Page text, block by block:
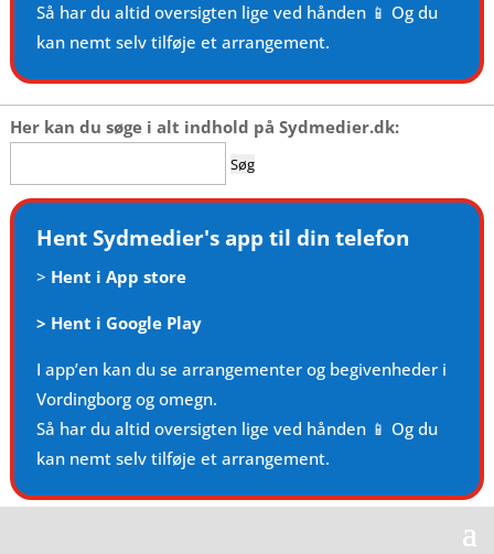
Så har du altid oversigten lige ved hånden 📱 Og du
kan nemt selv tilføje et arrangement.
Her kan du søge i alt indhold på Sydmedier.dk:
efter:
Hent Sydmedier's app til din telefon
> Hent i App store
> Hent i Google Play
I app’en kan du se arrangementer og begivenheder i
Vordingborg og omegn.
Så har du altid oversigten lige ved hånden 📱 Og du
kan nemt selv tilføje et arrangement.